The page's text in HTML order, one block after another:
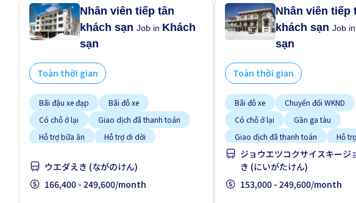
Nhân viên tiếp tân
khách sạnJob in Khách
sạn
Toàn thời gian
Bãi đậu xe đạp
Bãi đỗ xe
Có chỗ ở lại
Giao dịch đã thanh toán
Hỗ trợ bữa ăn
Hỗ trợ di dời
Ưu tiên có visa học sinh
ウエダえき (ながのけん)
166,400 - 249,600/month
Nhân viên tiếp
khách sạnJob in
sạn
Toàn thời gian
Bãi đỗ xe
Chuyển đổi WKND
Có chỗ ở lại
Gần ga tàu
Giao dịch đã thanh toán
Hỗ
Hỗ trợ di dời
Không cần kinh
Thời hạn ngắn
ジョウエツコクサイスキージ
き (にいがたけん)
153,000 - 249,600/month